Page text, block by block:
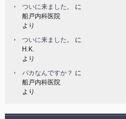
ついに来ました。
に
船戸内科医院
より
ついに来ました。
に
H.K.
より
バカなんですか？ に
船戸内科医院
より